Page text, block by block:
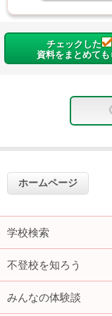
チェックした
資料をまとめて
ホームページ
学校検索
不登校を知ろう
みんなの体験談